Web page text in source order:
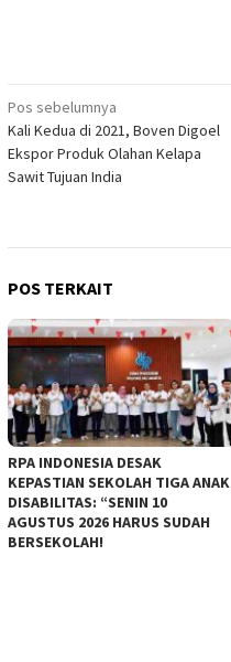
Navigasi
pos
Pos sebelumnya
Kali Kedua di 2021, Boven Digoel
Ekspor Produk Olahan Kelapa
Sawit Tujuan India
POS TERKAIT
RPA INDONESIA DESAK
KEPASTIAN SEKOLAH TIGA ANAK
DISABILITAS: “SENIN 10
AGUSTUS 2026 HARUS SUDAH
BERSEKOLAH!